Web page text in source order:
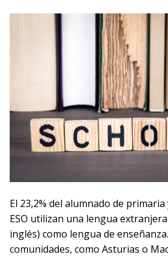
El 23,2% del alumnado de primaria
ESO utilizan una lengua
inglés) como lengua de
comunidades, como Asturias o